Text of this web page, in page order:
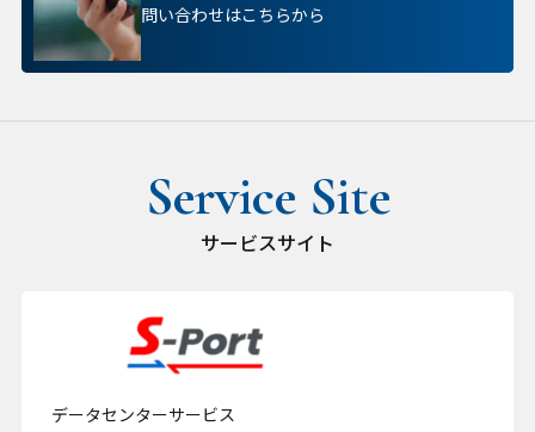
問い合わせはこちらから
サービスサイト
データセンターサービス